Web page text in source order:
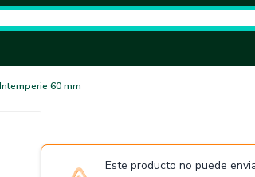
60 mm
Este producto no puede